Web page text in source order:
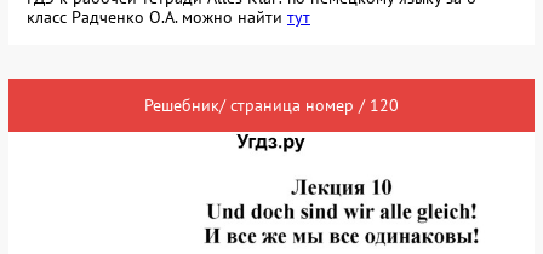
класс Радченко О.А. можно найти тут
Решебник/ страница номер / 120